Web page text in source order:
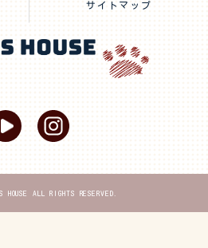
サイトマップ
ALL RIGHTS RESERVED.